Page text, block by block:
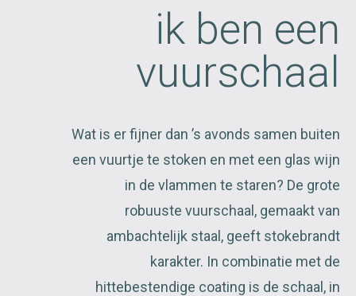
ik ben een
vuurschaal
Wat is er fijner dan ’s avonds samen buiten
een vuurtje te stoken en met een glas wijn
in de vlammen te staren? De grote
robuuste vuurschaal, gemaakt van
ambachtelijk staal, geeft stokebrandt
karakter. In combinatie met de
hittebestendige coating is de schaal, in